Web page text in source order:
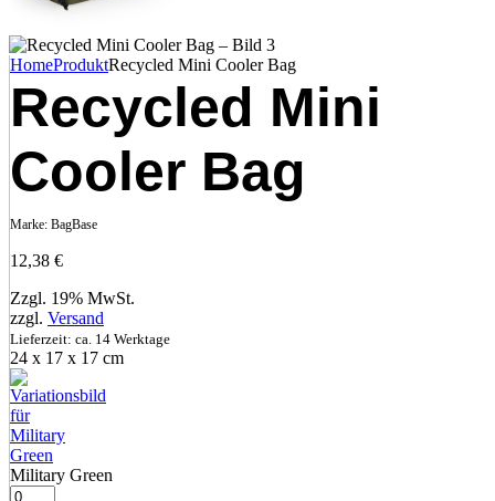
HomeProduktRecycled Mini Cooler Bag
Recycled Mini
Cooler Bag
Marke: BagBase
12,38 €
Zzgl. 19% MwSt.
zzgl. Versand
Lieferzeit: ca. 14 Werktage
24 x 17 x 17 cm
Military Green